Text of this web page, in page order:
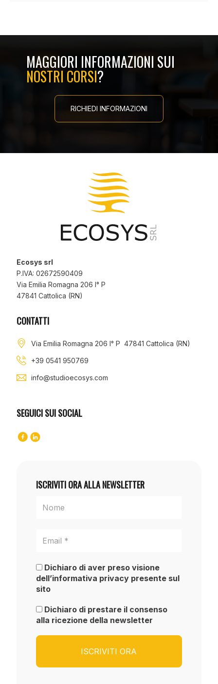
MAGGIORI INFORMAZIONI SUI
NOSTRI CORSI?
RICHIEDI INFORMAZIONI
Ecosys srl
P.IVA: 02672590409
Via Emilia Romagna 206 I° P
47841 Cattolica (RN)
CONTATTI
Via Emilia Romagna 206 I° P 47841 Cattolica (RN)
+39 0541 950769
info@studioecosys.com
SEGUICI SUI SOCIAL
ISCRIVITI ORA ALLA NEWSLETTER
Dichiaro di aver preso visione
dell’informativa privacy presente sul
sito
Dichiaro di prestare il consenso
alla ricezione della newsletter